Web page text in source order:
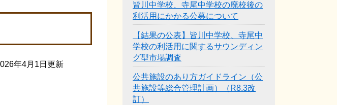
年4月1日更新
皆川中学校、寺尾中学校の廃校後の
利活用にかかる公募について
【結果の公表】皆川中学校、寺尾中
学校の利活用に関するサウンディン
グ型市場調査
公共施設のあり方ガイドライン（公
共施設等総合管理計画）（R8.3改
訂）